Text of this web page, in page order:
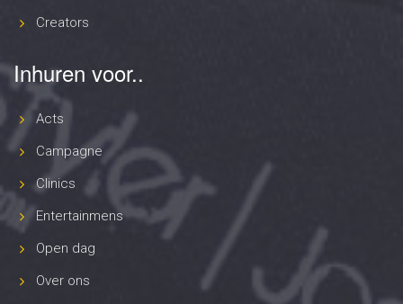
Creators
Inhuren voor..
Acts
Campagne
Clinics
Entertainmens
Open dag
Over ons